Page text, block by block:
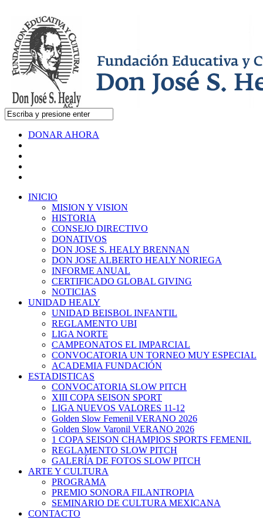
DONAR AHORA
INICIO
MISION Y VISION
HISTORIA
CONSEJO DIRECTIVO
DONATIVOS
DON JOSE S. HEALY BRENNAN
DON JOSE ALBERTO HEALY NORIEGA
INFORME ANUAL
CERTIFICADO GLOBAL GIVING
NOTICIAS
UNIDAD HEALY
UNIDAD BEISBOL INFANTIL
REGLAMENTO UBI
LIGA NORTE
CAMPEONATOS EL IMPARCIAL
CONVOCATORIA UN TORNEO MUY ESPECIAL
ACADEMIA FUNDACIÓN
ESTADISTICAS
CONVOCATORIA SLOW PITCH
XIII COPA SEISON SPORT
LIGA NUEVOS VALORES 11-12
Golden Slow Femenil VERANO 2026
Golden Slow Varonil VERANO 2026
1 COPA SEISON CHAMPIOS SPORTS FEMENIL
REGLAMENTO SLOW PITCH
GALERÍA DE FOTOS SLOW PITCH
ARTE Y CULTURA
PROGRAMA
PREMIO SONORA FILANTROPIA
SEMINARIO DE CULTURA MEXICANA
CONTACTO